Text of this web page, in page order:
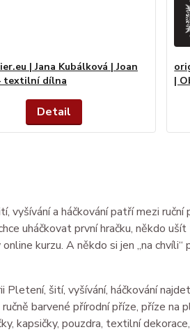
| Jana Kubálková | Joan
textilní dílna
Detail
|
vyšívání a háčkování patří mezi
uháčkovat první hračku, někdo
online kurzu. A někdo si jen „na
Pletení, šití, vyšívání, háčkování
barvené přírodní příze, příze na
kapsičky, pouzdra, textilní